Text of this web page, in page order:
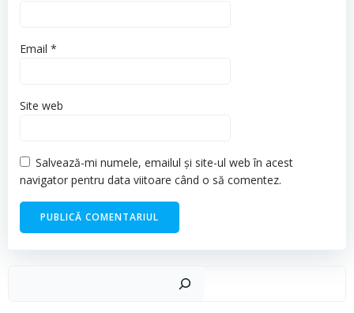
Email *
Site web
Salvează-mi numele, emailul și site-ul web în acest
navigator pentru data viitoare când o să comentez.